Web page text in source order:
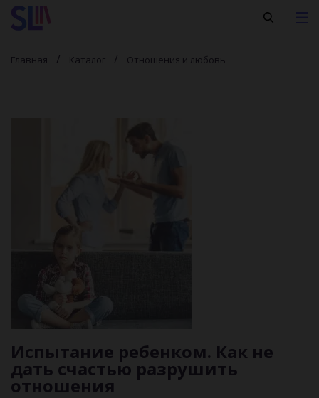
Главная Каталог Отношения и любовь
Испытание ребенком. Как не
дать счастью разрушить
отношения